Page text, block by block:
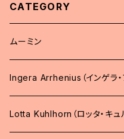
CATEGORY
ムーミン
Ingera Arrhenius（インゲラ・
Lotta Kuhlhorn（ロッタ・キュ